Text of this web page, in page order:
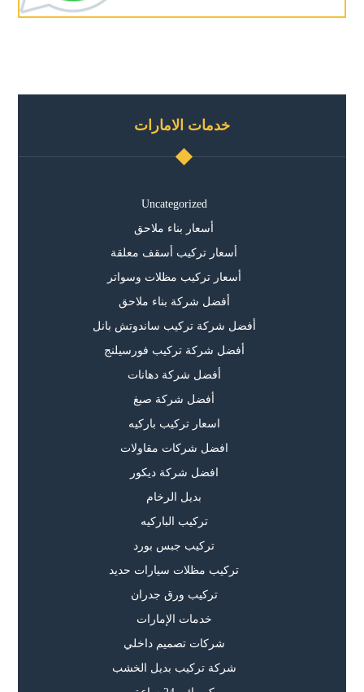
خدمات الامارات
Uncategorized
أسعار بناء ملاحق
أسعار تركيب أسقف معلقة
أسعار تركيب مظلات وسواتر
أفضل شركة بناء ملاحق
أفضل شركة تركيب ساندوتش بانل
أفضل شركة تركيب فورسيلنج
أفضل شركة دهانات
أفضل شركة صبغ
اسعار تركيب باركيه
افضل شركات مقاولات
افضل شركة ديكور
بديل الرخام
تركيب الباركيه
تركيب جبس بورد
تركيب مظلات سيارات حديد
تركيب ورق جدران
خدمات الإمارات
شركات تصميم داخلي
شركة تركيب بديل الخشب